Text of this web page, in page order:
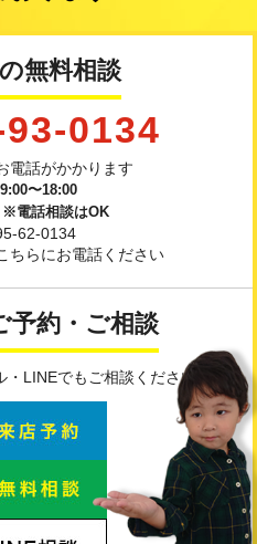
無料相談
0134
電話がかかります
〜18:00
電話相談はOK
62-0134
ちらにお電話ください
予約・ご相談
LINEでもご相談ください